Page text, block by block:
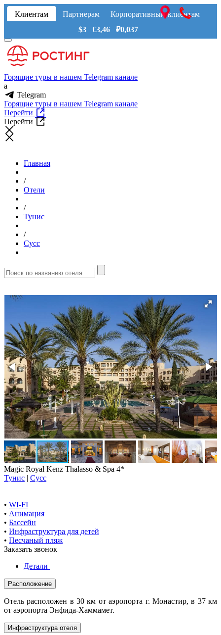
Клиентам Партнерам
Корпоративным клиентам
$3 €3,46 ₽0,037
Горящие туры в нашем Telegram канале
a
Telegram
Горящие туры в нашем Telegram канале
Перейти
Перейти
Главная
/
Отели
/
Тунис
/
Сусс
Magic Royal Kenz Thalasso & Spa 4*
Тунис | Сусс
• WI-FI
• Анимация
• Бассейн
• Инфраструктура для детей
• Песчаный пляж
Заказать звонок
Детали
Расположение
Отель расположен в 30 км от аэропорта г. Монастир, в 37 км
от аэропорта Энфида-Хаммамет.
Инфраструктура отеля